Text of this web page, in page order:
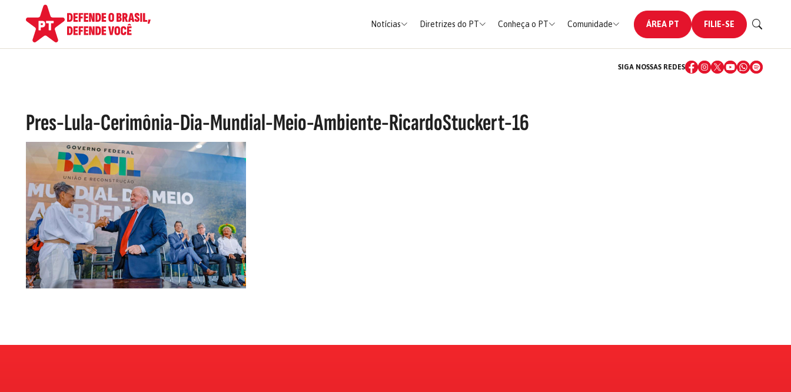
Notícias Diretrizes do PT Conheça o PT Comunidade ÁREA PT FILIE-SE
SIGA NOSSAS REDES
Pres-Lula-Cerimônia-Dia-Mundial-Meio-Ambiente-RicardoStuckert-16